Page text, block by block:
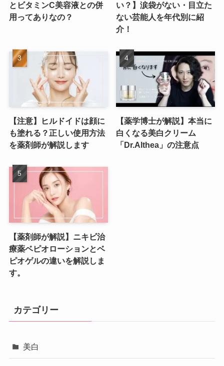
とビタミンC美容液との併
用ってありなの？
い？】涙袋がない・目立た
ない芸能人を年代別に紹
介！
【注意】ヒルドイドは顔に
も塗れる？正しい使用方法
を薬剤師が解説します
【薬学博士が解説】本当に
白くなる美白クリーム
「Dr.Althea」の注意点
【薬剤師が解説】ニキビ治
療薬ベピオローションとベ
ピオゲルの違いを解説しま
す。
カテゴリー
美白